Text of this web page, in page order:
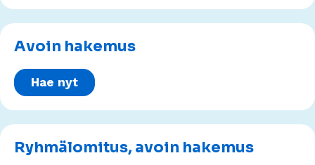
Avoin hakemus
Hae nyt
Ryhmälomitus, avoin hakemus